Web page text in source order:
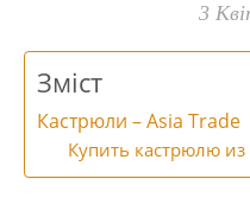
3
Зміст
Кастрюли – Asia Trade
Купить кастрюлю из